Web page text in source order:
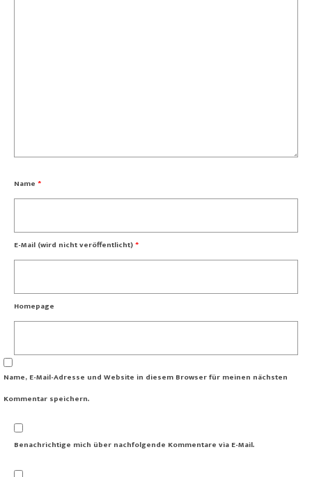
Name *
E-Mail (wird nicht veröffentlicht)*
Homepage
Name, E-Mail-Adresse und Website in diesem Browser für meinen nächsten
Kommentar speichern.
Benachrichtige mich über nachfolgende Kommentare via E-Mail.